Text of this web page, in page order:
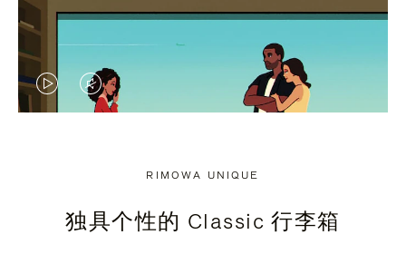
视
停，
视
音，
RIMOWA UNIQUE
独具个性的 Classic 行李箱